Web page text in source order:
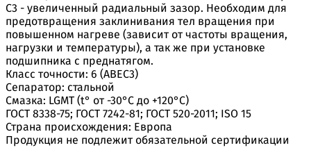
C3 - увеличенный радиальный зазор. Необходим для
предотвращения заклинивания тел вращения при
повышенном нагреве (зависит от частоты вращения,
нагрузки и температуры), а так же при установке
подшипника с преднатягом.
Класс точности: 6 (ABEC3)
Сепаратор: стальной
Смазка: LGMT (t° от -30°С до +120°С)
ГОСТ 8338-75; ГОСТ 7242-81; ГОСТ 520-2011; ISO 15
Страна происхождения: Европа
Продукция не подлежит обязательной сертификации